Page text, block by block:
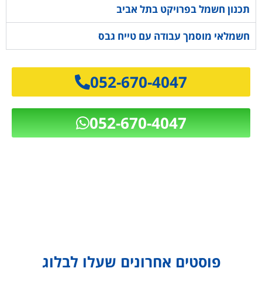
תכנון חשמל בפרויקט בתל אביב
חשמלאי מוסמך עבודה עם טייח גבס
052-670-4047
052-670-4047
פוסטים אחרונים שעלו לבלוג